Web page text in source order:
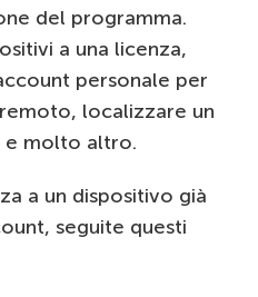
del programma.
a una licenza,
personale per
localizzare un
e molto altro.
a un dispositivo già
seguite questi